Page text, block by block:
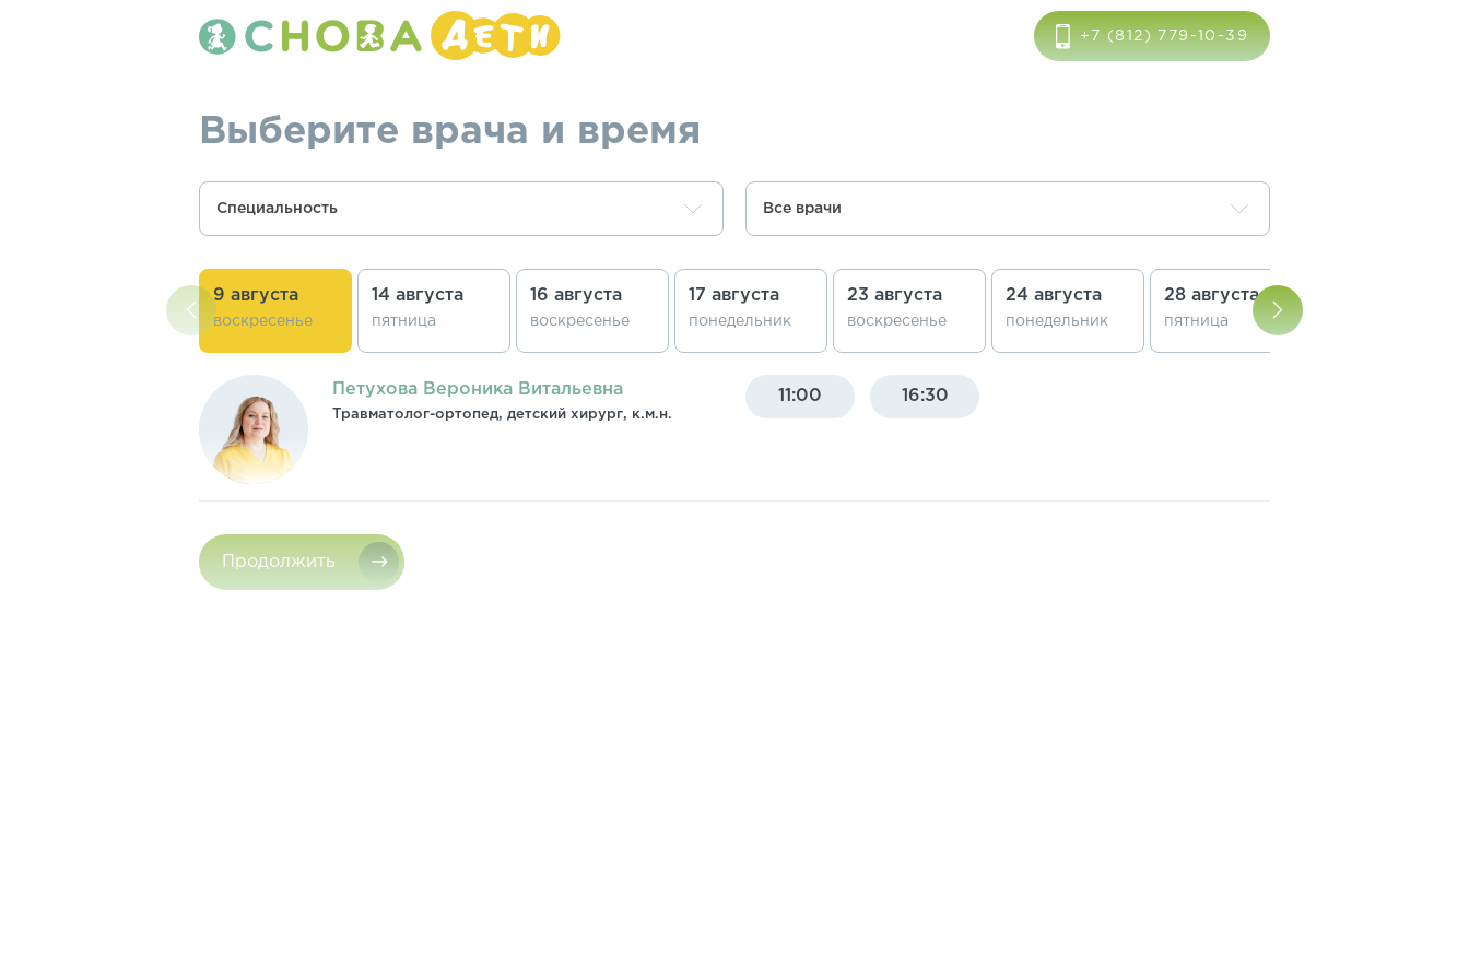
+7 (812) 779-10-39
Выберите врача и время
Специальность Все врачи
9 августа
воскресенье
14 августа
пятница
16 августа
воскресенье
17 августа
понедельник
23 августа
воскресенье
24 августа
понедельник
28 августа
пятница
Петухова Вероника Витальевна
Травматолог-ортопед, детский хирург, к.м.н.
11:00 16:30
Продолжить